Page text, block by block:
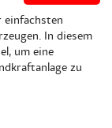
In diesem
um eine
zu